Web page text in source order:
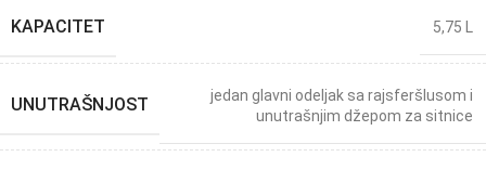
KAPACITET 5,75 L
UNUTRAŠNJOST
jedan glavni odeljak sa rajsferšlusom i
unutrašnjim džepom za sitnice